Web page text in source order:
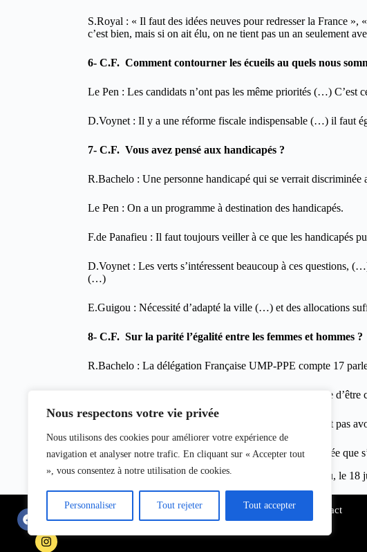
Nous respectons votre vie privée
Nous utilisons des cookies pour améliorer votre expérience de
navigation et analyser notre trafic. En cliquant sur « Accepter tout
», vous consentez à notre utilisation de cookies.
Personnaliser Tout rejeter Tout accepter
S.Royal : « Il faut des idées neuves pour redresser la France »,
c’est bien, mais si on ait élu, on ne tient pas un an seulement
6- C.F. Comment contourner les écueils au quels nous
Le Pen : Les candidats n’ont pas les même priorités (…) C’est
D.Voynet : Il y a une réforme fiscale indispensable (…) il faut
7- C.F. Vous avez pensé aux handicapés ?
R.Bachelo : Une personne handicapé qui se verrait
Le Pen : On a un programme à destination des handicapés.
F.de Panafieu : Il faut toujours veiller à ce que les handicapés
D.Voynet : Les verts s’intéressent beaucoup à ces questions,
(…)
E.Guigou : Nécessité d’adapté la ville (…) et des allocations
8- C.F. Sur la parité l’égalité entre les femmes et hommes ?
R.Bachelo : La délégation Française UMP-PPE compte 17
Le Pen : On n’a rien à proposer de plus aux femmes que
D.Voynet : Dans une société démocratique on ne devrait pas
E.Guigou : Il faudrait (…) que la société ne soit équilibrée que
Propos rapporté par Claudie Fournier & Hugues Marcouyau, le 18
Crédit photos : Hugues Marcouyau
Mentions légales
Equipe du magazine Contact